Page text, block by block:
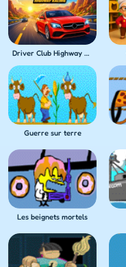
Driver Club Highway Racing
Guerre sur terre
Les beignets mortels